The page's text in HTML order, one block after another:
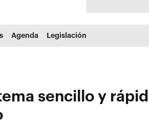
Agenda Legislación
sencillo y